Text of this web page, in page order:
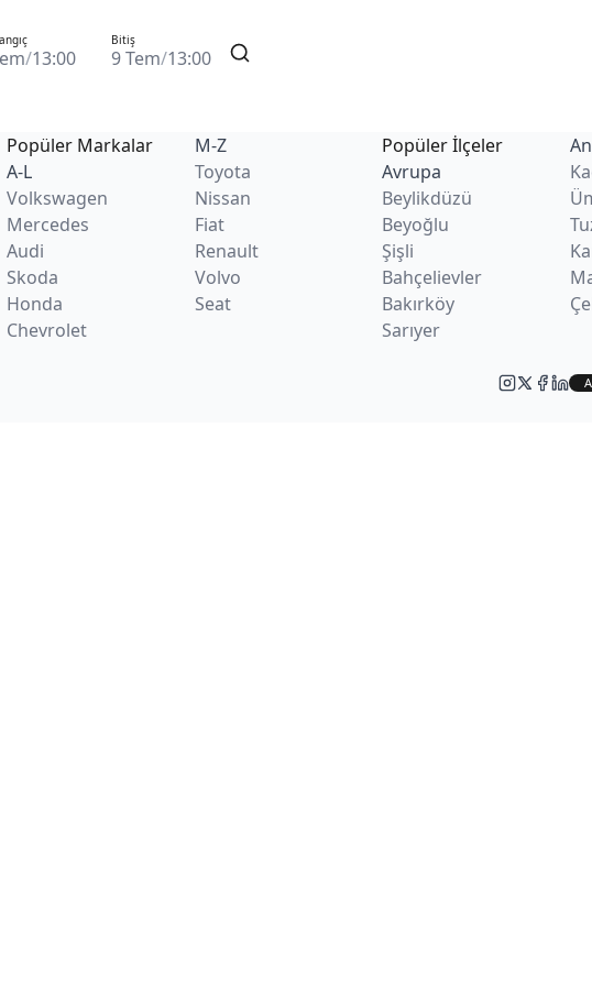
/13:00
Bitiş
9 Tem/13:00
Popüler Markalar
A-L
Volkswagen
Mercedes
Audi
Skoda
Honda
Chevrolet
M-Z
Toyota
Nissan
Fiat
Renault
Volvo
Seat
Popüler İlçeler
Avrupa
Beylikdüzü
Beyoğlu
Şişli
Bahçelievler
Bakırköy
Sarıyer